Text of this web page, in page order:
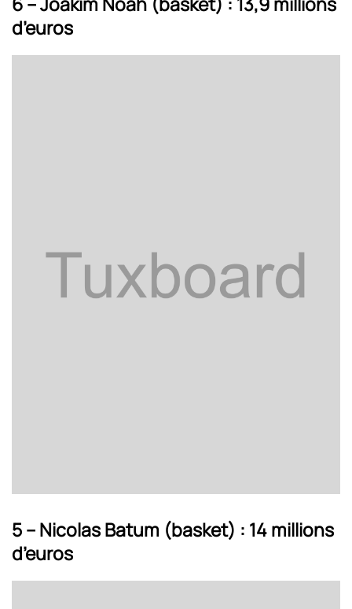
d’euros
5 – Nicolas Batum (basket) : 14 millions
d’euros